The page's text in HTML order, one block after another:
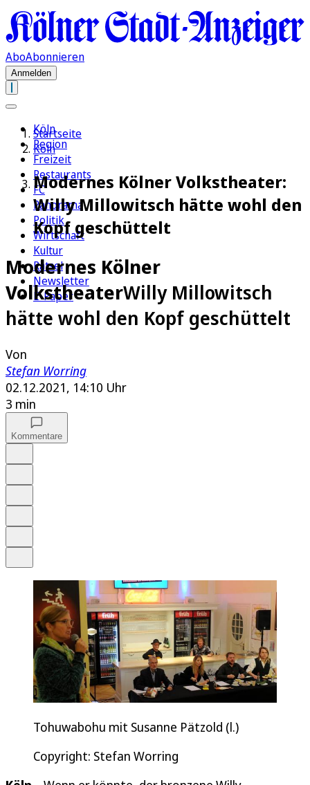
AboAbonnieren
Anmelden
Köln
Region
Freizeit
Restaurants
FC
Panorama
Politik
Wirtschaft
Kultur
Rätsel
Newsletter
E-Paper
Startseite
Köln
Modernes Kölner Volkstheater:
Willy Millowitsch hätte wohl den
Kopf geschüttelt
Modernes Kölner
VolkstheaterWilly Millowitsch
hätte wohl den Kopf geschüttelt
Von
Stefan Worring
02.12.2021, 14:10 Uhr
3 min
Kommentare
Tohuwabohu mit Susanne Pätzold (l.)
Copyright: Stefan Worring